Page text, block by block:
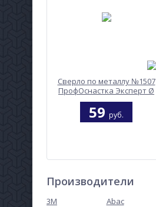
Сверло по металлу №1507
ПрофОснастка Эксперт Ø
2 мм HSSE M35 Co5% DIN
338 (бокс 10 шт)
59 руб.
Производители
3M
Abac